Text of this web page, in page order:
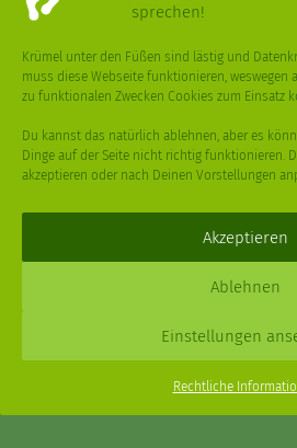
sprechen!
Krümel unter den Füßen sind lästig und
muss diese Webseite funktionieren, weswegen
zu funktionalen Zwecken Cookies zum Einsatz
Du kannst das natürlich ablehnen, aber es
Dinge auf der Seite nicht richtig funktionieren.
akzeptieren oder nach Deinen Vorstellungen
Akzeptieren
Ablehnen
Einstellungen
Rechtliche Menu
WEIHNACHTSBAUM WINTER
XPDT : Marken & Kommunikation